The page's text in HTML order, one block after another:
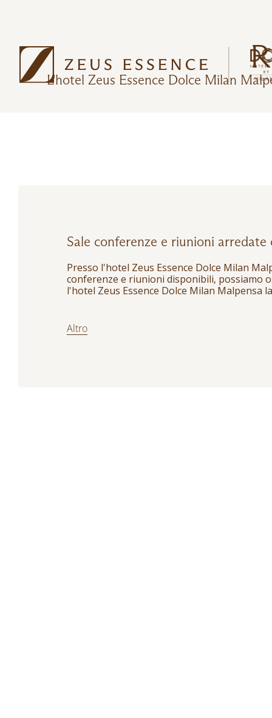
L'hotel Zeus Essence Dolce Milan
Sale conferenze e riunioni arredate
Presso l'hotel Zeus Essence Dolce Milan
conferenze e riunioni disponibili, possiamo
l'hotel Zeus Essence Dolce Milan Malpensa
Altro